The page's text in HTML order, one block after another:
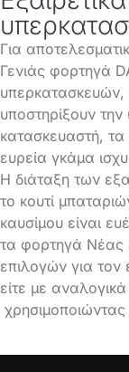
Για
Γενιάς φορτηγά
υπερκατασκευών,
υποστηρίξουν
κατασκευαστή,
ευρεία γκάμα
Η διάταξη των
το κουτί
καυσίμου είναι
τα φορτηγά Νέας
επιλογών για
είτε με